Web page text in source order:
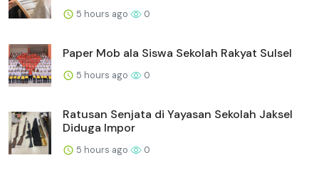
5 hours ago 0
Paper Mob ala Siswa Sekolah Rakyat Sulsel
5 hours ago 0
Ratusan Senjata di Yayasan Sekolah Jaksel
Diduga Impor
5 hours ago 0